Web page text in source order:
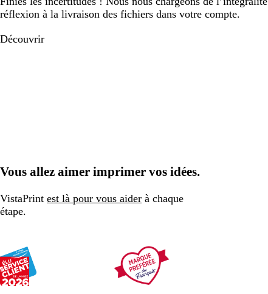
réflexion à la livraison des fichiers dans votre compte.
Découvrir
Vous allez aimer imprimer vos idées.
VistaPrint est là pour vous aider à chaque
étape.